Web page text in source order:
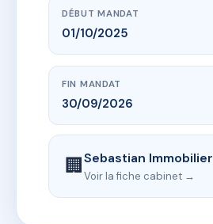
DÉBUT MANDAT
01/10/2025
FIN MANDAT
30/09/2026
🏢Sebastian Immobilier
Voir la fiche cabinet →